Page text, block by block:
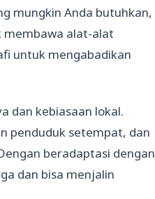
mungkin Anda butuhkan,
membawa alat-alat
untuk mengabadikan
dan kebiasaan lokal.
penduduk setempat, dan
beradaptasi dengan
dan bisa menjalin